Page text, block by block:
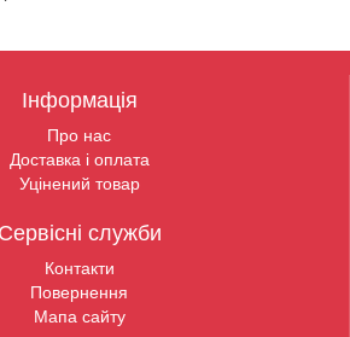
Інформація
Про нас
Доставка і оплата
Уцінений товар
Сервісні служби
Контакти
Повернення
Мапа сайту